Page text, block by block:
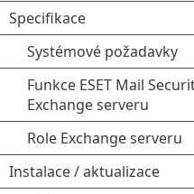
Specifikace
Systémové požadavky
Funkce ESET Mail
Exchange serveru
Role Exchange serveru
Instalace / aktualizace